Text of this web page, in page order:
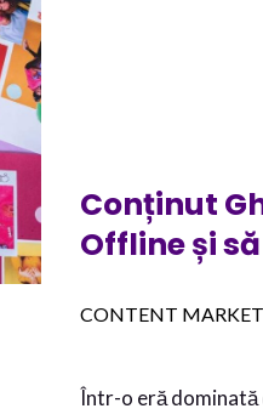
Conținut
Offline și
CONTENT
Într-o eră dominată